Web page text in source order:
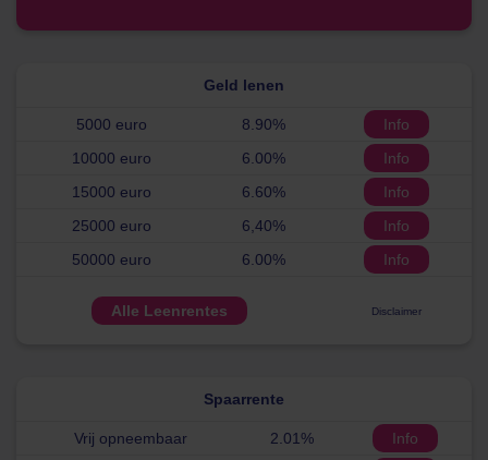
Geld lenen
5000 euro 8.90%
Info
10000 euro
6.00%
Info
15000 euro
6.60%
Info
25000 euro
6,40%
Info
50000 euro
6.00% Info
Alle Leenrentes Disclaimer
Spaarrente
Vrij opneembaar 2.01% Info